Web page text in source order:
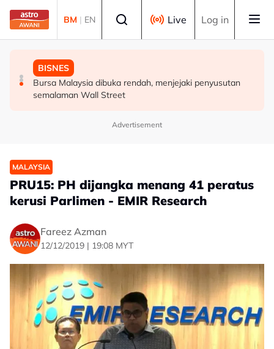
Skip to main content
BM | EN Live Log in
MALAYSIA
Siasatan segera tragedi renjatan elektrik tiga anggota
polis - Saifuddin Nasution
BISNES
Bursa Malaysia dibuka rendah, menjejaki penyusutan
semalaman Wall Street
DUNIA
Konvoi Darat Palestin tiba di Gaziantep dalam
perjalanan ke wilayah Palestin
Advertisement
MALAYSIA
PRU15: PH dijangka menang 41 peratus
kerusi Parlimen - EMIR Research
Fareez Azman
12/12/2019 | 19:08 MYT